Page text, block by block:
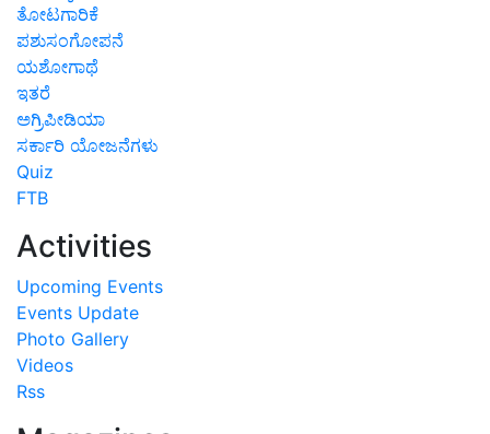
ತೋಟಗಾರಿಕೆ
ಪಶುಸಂಗೋಪನೆ
ಯಶೋಗಾಥೆ
ಇತರೆ
ಅಗ್ರಿಪೀಡಿಯಾ
ಸರ್ಕಾರಿ ಯೋಜನೆಗಳು
Quiz
FTB
Activities
Upcoming Events
Events Update
Photo Gallery
Videos
Rss